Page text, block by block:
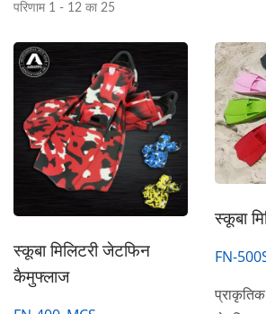
परिणाम 1 - 12 का 25
स्कूबा मिलिटरी जेटफिन
कैमुफ्लाज
स्कूबा
FN-